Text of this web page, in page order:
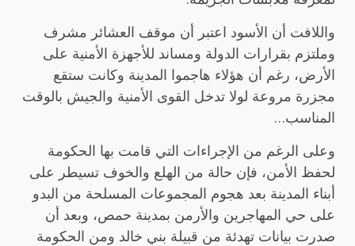
واللافت أن الأسود اعتبر أن موقف العشائر مشرف
وملتزم بقرارات الدولة ومساند للأجهزة الأمنية على
الأرض، رغم أن هؤلاء هاجموا المدينة وكانت ستقع
مجزرة مروعة لولا تدخل القوى الأمنية والجيش بالوقت
المناسب…
وعلى الرغم من الإجراءات التي قامت بها الحكومة
لحفظ الأمن، فإن حالة من الهلع والخوف تسيطر على
أبناء المدينة بعد هجوم المجموعات المسلحة من البدو
على حي المهاجرين والأرمن بمدينة حمص، وبعد أن
صدرت بيانات تهدئة من قبيلة بني خالد ومن الحكومة